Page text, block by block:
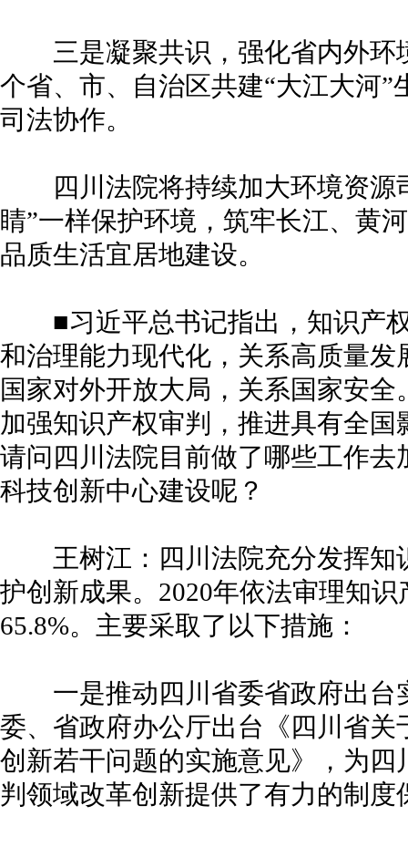
三是凝聚共识，强化省内外环
个省、市、自治区共建“大江大河
司法协作。
四川法院将持续加大环境资源
睛”一样保护环境，筑牢长江、黄
品质生活宜居地建设。
■习近平总书记指出，知识产权
和治理能力现代化，关系高质量
国家对外开放大局，关系国家安
加强知识产权审判，推进具有全
请问四川法院目前做了哪些工作
科技创新中心建设呢？
王树江：四川法院充分发挥知
护创新成果。2020年依法审理知
65.8%。主要采取了以下措施：
一是推动四川省委省政府出台
委、省政府办公厅出台《四川省
创新若干问题的实施意见》，为
判领域改革创新提供了有力的制度